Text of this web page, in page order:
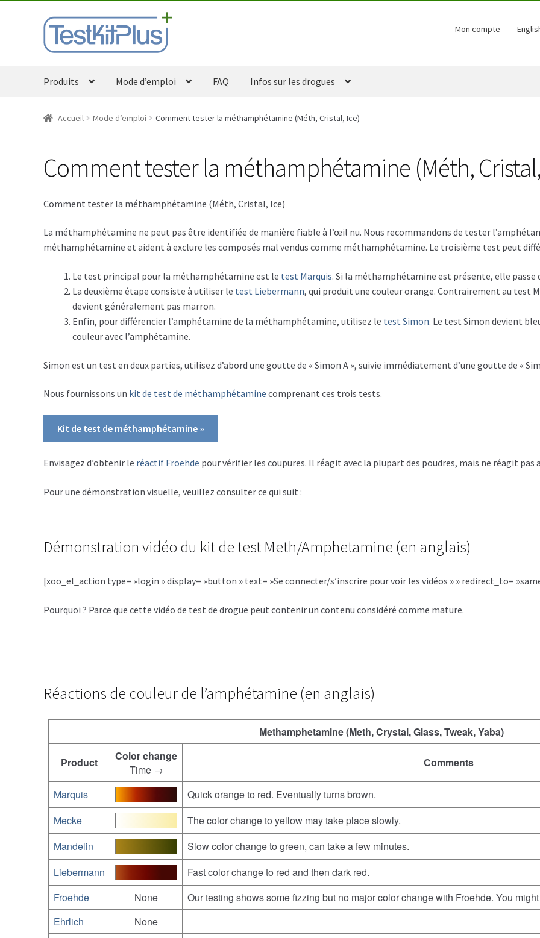
Aller
la
Aller
contenu
Mon compte
Produits Mode d’emploi FAQ Infos sur les drogues
Accueil Mode d’emploi Comment tester la méthamphétamine (Méth, Cristal, Ice)
Comment tester la méthamphétamine (Méth,
Comment tester la méthamphétamine (Méth, Cristal, Ice)
La méthamphétamine ne peut pas être identifiée de manière fiable à l’œil nu. Nous recommandons de tester
méthamphétamine et aident à exclure les composés mal vendus comme méthamphétamine. Le troisième test peut
Le test principal pour la méthamphétamine est le test Marquis. Si la méthamphétamine est présente, elle
La deuxième étape consiste à utiliser le test Liebermann, qui produit une couleur orange. Contrairement au test
devient généralement pas marron.
Enfin, pour différencier l’amphétamine de la méthamphétamine, utilisez le test Simon. Le test Simon devient
couleur avec l’amphétamine.
Simon est un test en deux parties, utilisez d’abord une goutte de « Simon A », suivie immédiatement d’une goutte de «
Nous fournissons un kit de test de méthamphétamine comprenant ces trois tests.
Kit de test de méthamphétamine »
Envisagez d’obtenir le réactif Froehde pour vérifier les coupures. Il réagit avec la plupart des poudres, mais ne réagit
Pour une démonstration visuelle, veuillez consulter ce qui suit :
Démonstration vidéo du kit de test Meth/Amphetamine (en anglais)
[xoo_el_action type= »login » display= »button » text= »Se connecter/s’inscrire pour voir les vidéos » » redirect_to=
Pourquoi ? Parce que cette vidéo de test de drogue peut contenir un contenu considéré comme mature.
Réactions de couleur de l’amphétamine (en anglais)